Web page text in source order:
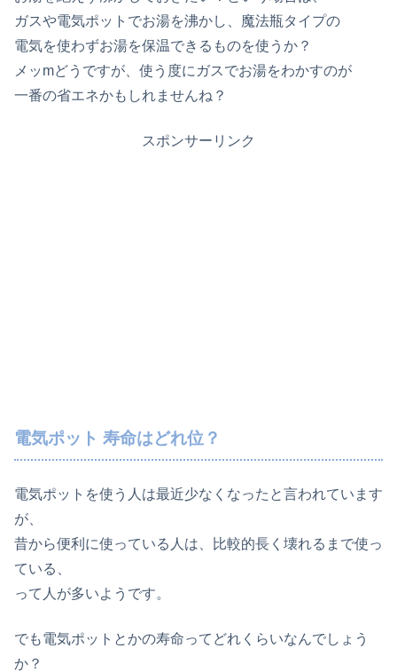
ガスや電気ポットでお湯を沸かし、魔法瓶タイプの
電気を使わずお湯を保温できるものを使うか？
メッmどうですが、使う度にガスでお湯をわかすのが
一番の省エネかもしれませんね？
スポンサーリンク
電気ポット 寿命はどれ位？
電気ポットを使う人は最近少なくなったと言われています
が、
昔から便利に使っている人は、比較的長く壊れるまで使っ
ている、
って人が多いようです。
でも電気ポットとかの寿命ってどれくらいなんでしょう
か？